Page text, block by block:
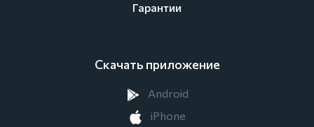
Гарантии
Скачать приложение
Android
iPhone